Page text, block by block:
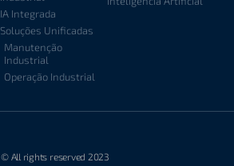
IA Integrada
Soluções Unificadas
Manutenção
Industrial
Operação Industrial
© All rights reserved 2023